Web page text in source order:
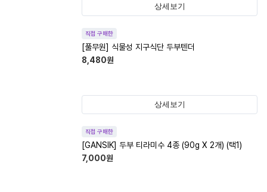
상세보기
직접 구매한
[풀무원] 식물성 지구식단 두부텐더
8,480원
상세보기
직접 구매한
[GANSIK] 두부 티라미수 4종 (90g X 2개) (택1)
7,000원